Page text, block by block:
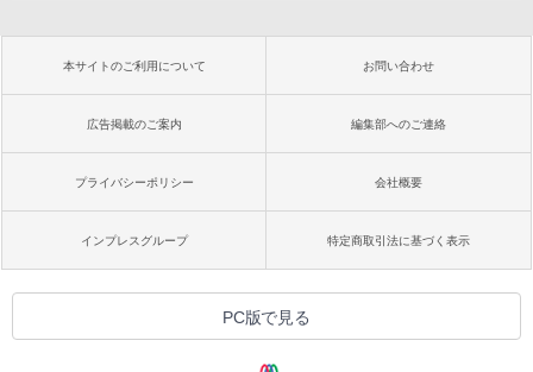
本サイトのご利用について お問い合わせ
広告掲載のご案内 編集部へのご連絡
プライバシーポリシー 会社概要
インプレスグループ 特定商取引法に基づく表示
PC版で見る